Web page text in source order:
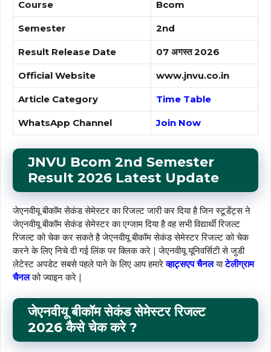
Course Bcom
Semester 2nd
Result Release Date 07 अगस्त 2026
Official Website www.jnvu.co.in
Article Category Time Table
WhatsApp Channel Join Now
JNVU Bcom 2nd Semester
Result 2026 Latest Update
जेएनवीयू बीकॉम सेकंड सेमेस्टर का रिजल्ट जारी कर दिया है जिन स्टूडेंट्स ने
जेएनवीयू बीकॉम सेकंड सेमेस्टर का एग्जाम दिया है वह सभी विद्यार्थी रिजल्ट
रिजल्ट को चेक कर सकते है जेएनवीयू बीकॉम सेकंड सेमेस्टर रिजल्ट को चेक
करने के लिए निचे दी गई लिंक पर क्लिक करे | जेएनवीयू यूनिवर्सिटी से जुडी
लेटेस्ट अपडेट सबसे पहले पाने के लिए आप हमारेव्हाट्सएप चैनलयाटेलीग्राम
चैनलको ज्वाइन करे |
जेएनवीयू बीकॉम सेकंड सेमेस्टर रिजल्ट
2026कैसे चेककरे?